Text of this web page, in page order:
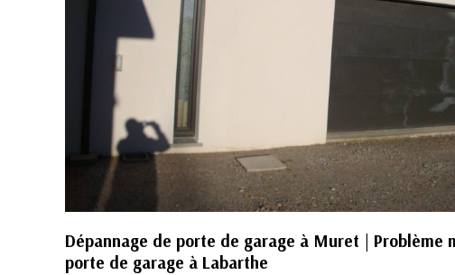
Dépannage de porte de garage à Muret | Problème
porte de garage à Labarthe